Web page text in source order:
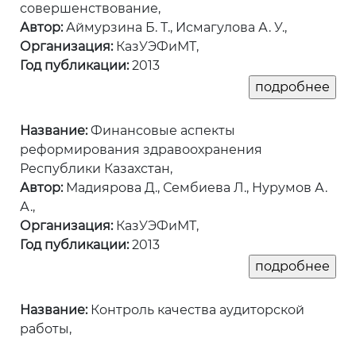
совершенствование,
Автор:Аймурзина Б. Т., Исмагулова А. У.,
Организация:КазУЭФиМТ,
Год публикации:2013
Название:Финансовые аспекты
реформирования здравоохранения
Республики Казахстан,
Автор:Мадиярова Д., Сембиева Л., Нурумов А.
А.,
Организация:КазУЭФиМТ,
Год публикации:2013
Название:Контроль качества аудиторской
работы,